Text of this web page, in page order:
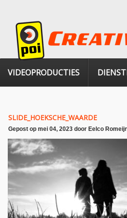
VIDEOPRODUCTIES
SLIDE_HOEKSCHE_WAARDE
Gepost op mei 04, 2023 door Eelco